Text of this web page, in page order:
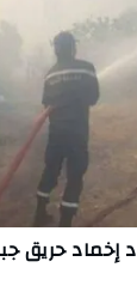
إخماد حريق